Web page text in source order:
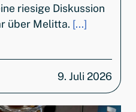
riesige Diskussion
über Melitta. [...]
9. Juli 2026